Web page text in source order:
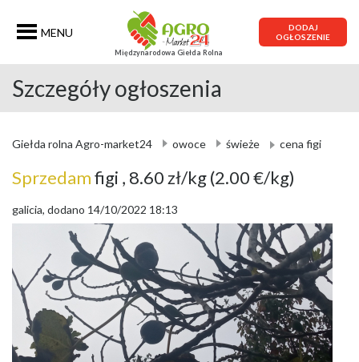
MENU
Międzynarodowa Giełda Rolna
DODAJ
OGŁOSZENIE
Szczegóły ogłoszenia
Giełda rolna Agro-market24 owoce świeże cena figi
Sprzedamfigi , 8.60 zł/kg(2.00 €/kg)
galicia, dodano 14/10/2022 18:13